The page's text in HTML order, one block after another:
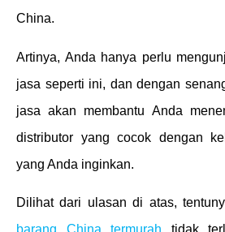
China.
Artinya, Anda hanya perlu
jasa seperti ini, dan dengan
jasa akan membantu Anda
distributor yang cocok dengan
yang Anda inginkan.
Dilihat dari ulasan di atas,
barang China termurah tidak